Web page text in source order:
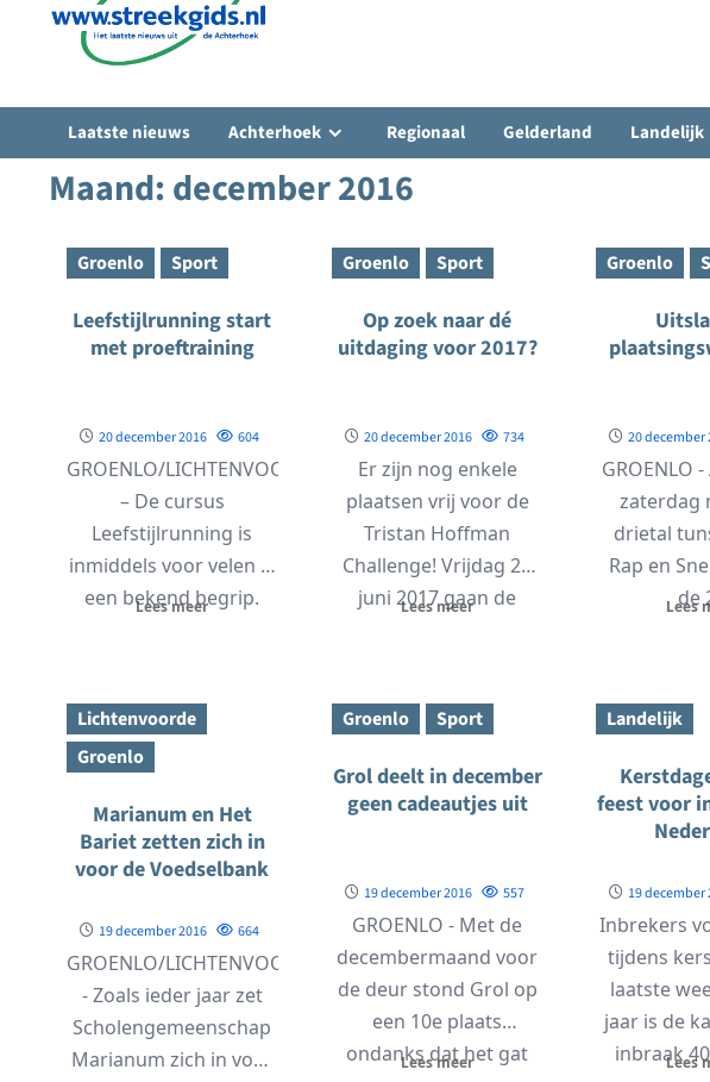
Laatste nieuws Achterhoek Regionaal Gelderland Landelijk
Maand: december 2016
Groenlo Sport
Leefstijlrunning start
met proeftraining
20 december 2016 604
GROENLO/LICHTENVOORDE
– De cursus
Leefstijlrunning is
inmiddels voor velen al
een bekend begrip.
Lees meer
Groenlo Sport
Op zoek naar dé
uitdaging voor 2017?
20 december 2016 734
Er zijn nog enkele
plaatsen vrij voor de
Tristan Hoffman
Challenge! Vrijdag 23
juni 2017 gaan de
Lees meer
Groenlo
20 december
GROENLO
zaterdag
drietal
Rap en
de
Lees
Lichtenvoorde
Groenlo
Marianum en Het
Bariet zetten zich in
voor de Voedselbank
19 december 2016 664
GROENLO/LICHTENVOORDE
- Zoals ieder jaar zet
Scholengemeenschap
Marianum zich in voor
Groenlo Sport
Grol deelt in december
geen cadeautjes uit
19 december 2016 557
GROENLO - Met de
decembermaand voor
de deur stond Grol op
een 10e plaats
ondanks dat het gat
Lees meer
Landelijk
feest voor
19 december
Inbrekers
tijdens
laatste
jaar is de
inbraakLees